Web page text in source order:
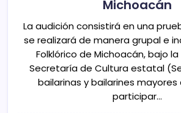
Michoacán
La audición consistirá en una
se realizará de manera grupal e
Folklórico de Michoacán, bajo
Secretaría de Cultura estatal
bailarinas y bailarines mayores
participar…